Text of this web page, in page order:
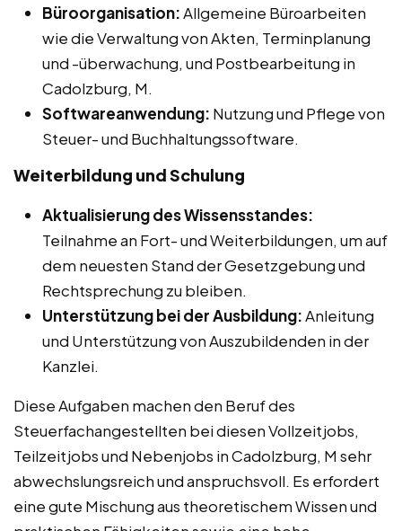
Büroorganisation:Allgemeine Büroarbeiten
wie die Verwaltung von Akten, Terminplanung
und -überwachung, und Postbearbeitung in
Cadolzburg, M.
Softwareanwendung: Nutzung und Pflege von
Steuer- und Buchhaltungssoftware.
Weiterbildung und Schulung
Aktualisierung des Wissensstandes:
Teilnahme an Fort- und Weiterbildungen, um auf
dem neuesten Stand der Gesetzgebung und
Rechtsprechung zu bleiben.
Unterstützung bei der Ausbildung:Anleitung
und Unterstützung von Auszubildenden in der
Kanzlei.
Diese Aufgaben machen den Beruf des
Steuerfachangestellten bei diesen Vollzeitjobs,
Teilzeitjobs und Nebenjobs in Cadolzburg, M sehr
abwechslungsreich und anspruchsvoll. Es erfordert
eine gute Mischung aus theoretischem Wissen und